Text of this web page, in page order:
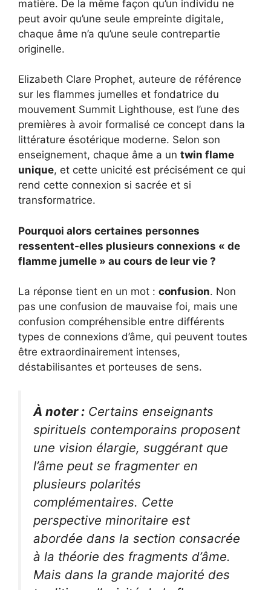
matière. De la même façon qu’un individu ne
peut avoir qu’une seule empreinte digitale,
chaque âme n’a qu’une seule contrepartie
originelle.
Elizabeth Clare Prophet, auteure de référence
sur les flammes jumelles et fondatrice du
mouvement Summit Lighthouse, est l’une des
premières à avoir formalisé ce concept dans la
littérature ésotérique moderne. Selon son
enseignement, chaque âme a un twin flame
unique, et cette unicité est précisément ce qui
rend cette connexion si sacrée et si
transformatrice.
Pourquoi alors certaines personnes
ressentent-elles plusieurs connexions « de
flamme jumelle » au cours de leur vie ?
La réponse tient en un mot : confusion. Non
pas une confusion de mauvaise foi, mais une
confusion compréhensible entre différents
types de connexions d’âme, qui peuvent toutes
être extraordinairement intenses,
déstabilisantes et porteuses de sens.
À noter : Certains enseignants
spirituels contemporains proposent
une vision élargie, suggérant que
l’âme peut se fragmenter en
plusieurs polarités
complémentaires. Cette
perspective minoritaire est
abordée dans la section consacrée
à la théorie des fragments d’âme.
Mais dans la grande majorité des